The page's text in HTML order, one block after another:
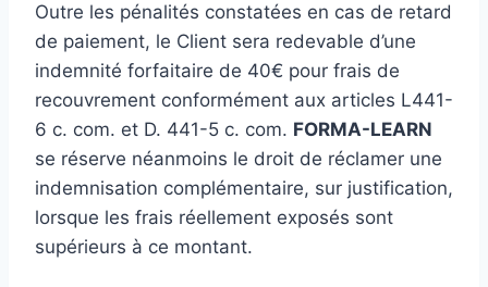
Outre les pénalités constatées en cas de retard
de paiement, le Client sera redevable d’une
indemnité forfaitaire de 40€ pour frais de
recouvrement conformément aux articles L441-
6 c. com. et D. 441-5 c. com. FORMA-LEARN
se réserve néanmoins le droit de réclamer une
indemnisation complémentaire, sur justification,
lorsque les frais réellement exposés sont
supérieurs à ce montant.